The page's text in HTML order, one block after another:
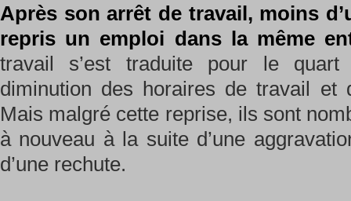
Après son arrêt de travail, moins
repris un emploi dans la même
travail s’est traduite pour le
diminution des horaires de travail et
Mais malgré cette reprise, ils sont
à nouveau à la suite d’une
d’une rechute.